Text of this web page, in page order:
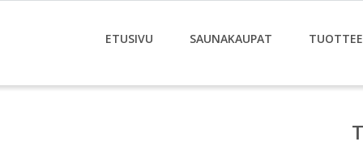
ETUSIVU SAUNAKAUPAT